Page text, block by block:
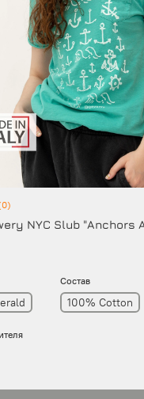
NYC Slub "Anchors
Состав
100% Cotton